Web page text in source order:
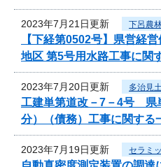
2023年7月21日更新 下呂農
【下経第0502号】県営経
地区 第5号用水路工事に関
2023年7月20日更新 多治見
工建単第道改－7－4号
分）（債務）工事に関する
2023年7月19日更新 セラミ